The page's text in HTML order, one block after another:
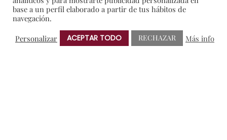
Blog
Colaboraciones y Patrocinios
base a un perfil elaborado a partir de tus hábitos de
navegación.
Personalizar
ACEPTAR TODO RECHAZAR Más info